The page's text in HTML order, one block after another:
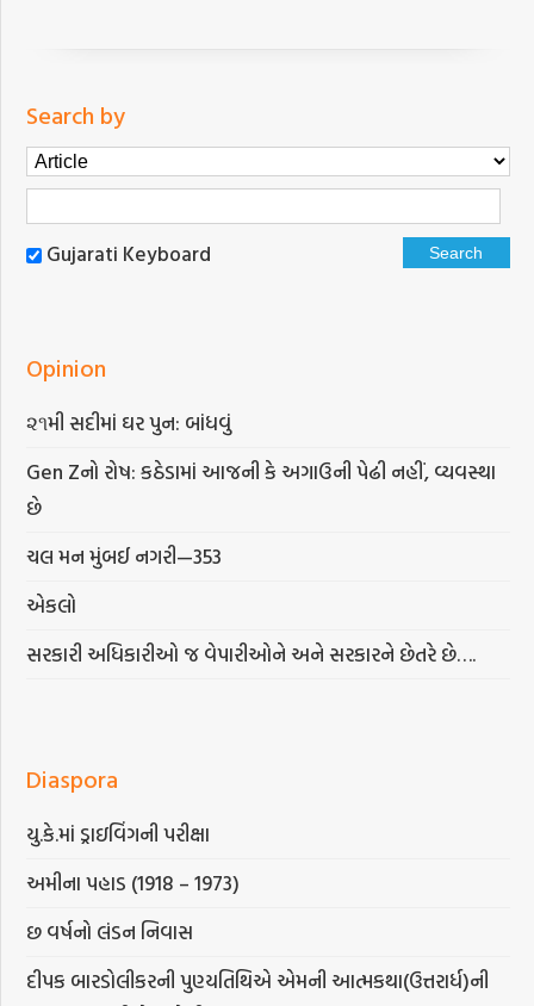
Search by
Gujarati Keyboard
Opinion
૨૧મી સદીમાં ઘર પુન: બાંધવું
Gen Zનો રોષ: કઠેડામાં આજની કે અગાઉની પેઢી નહીં, વ્યવસ્થા
છે
ચલ મન મુંબઈ નગરી—353
એકલો
સરકારી અધિકારીઓ જ વેપારીઓને અને સરકારને છેતરે છે….
Diaspora
યુ.કે.માં ડ્રાઇવિંગની પરીક્ષા
અમીના પહાડ (1918 – 1973)
છ વર્ષનો લંડન નિવાસ
દીપક બારડોલીકરની પુણ્યતિથિએ એમની આત્મકથા(ઉત્તરાર્ધ)ની